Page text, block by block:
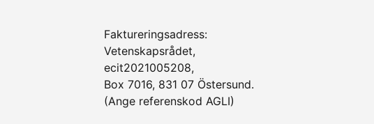
Faktureringsadress:
Vetenskapsrådet,
ecit2021005208,
Box 7016, 831 07 Östersund.
(Ange referenskod AGLI)